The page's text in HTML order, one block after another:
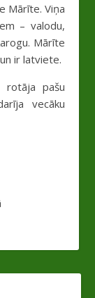
Mārīte. Viņa
– valodu,
Mārīte
ir latviete.
rotāja pašu
vecāku